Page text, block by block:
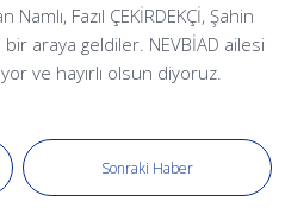
Fazıl ÇEKİRDEKÇİ, Şahin
araya geldiler. NEVBİAD ailesi
ve hayırlı olsun diyoruz.
Sonraki Haber